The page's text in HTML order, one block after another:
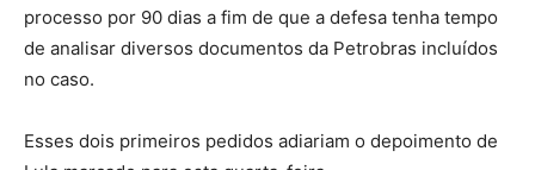
processo por 90 dias a fim de que a defesa tenha tempo
de analisar diversos documentos da Petrobras incluídos
no caso.
Esses dois primeiros pedidos adiariam o depoimento de